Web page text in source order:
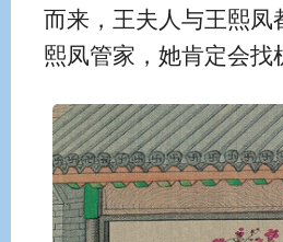
而来，王夫人与王熙凤
熙凤管家，她肯定会